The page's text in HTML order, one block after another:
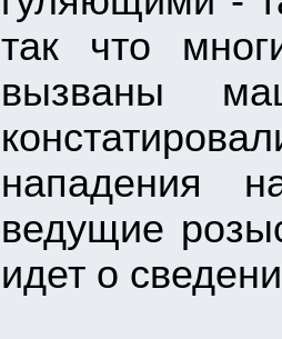
так что
вызваны
нападения
ведущие
идет о